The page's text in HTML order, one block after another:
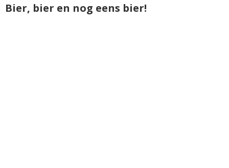
Bier, bier en nog eens bier!